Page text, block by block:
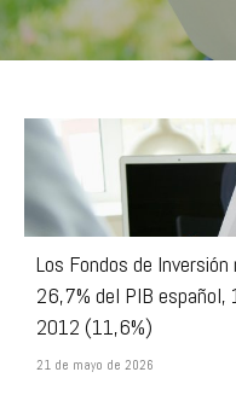
Los Fondos de
26,7% del PIB español,
2012 (11,6%)
21 de mayo de 2026